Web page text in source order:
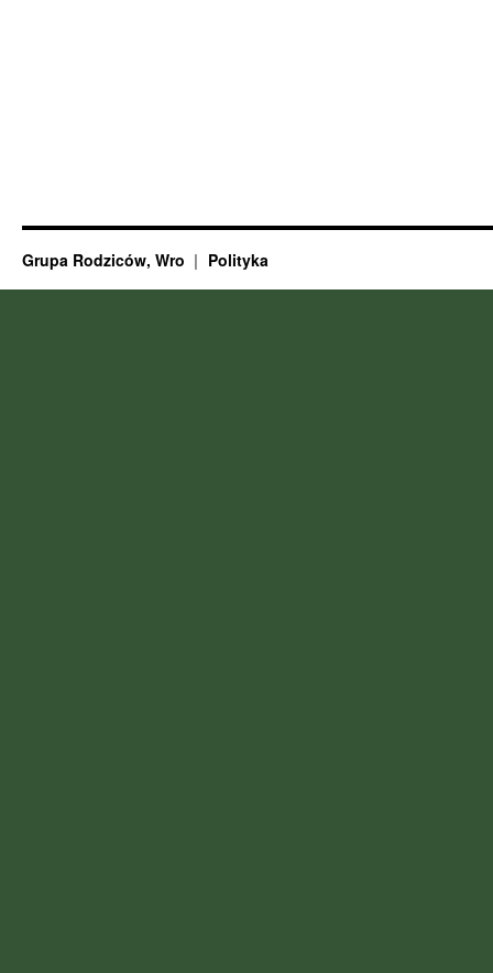
Grupa Rodziców, Wro Polityka